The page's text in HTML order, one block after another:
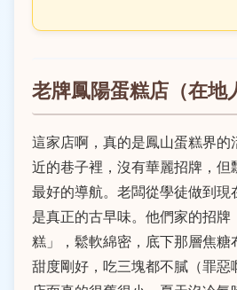
老牌鳳陽蛋糕店（在地
這家店啊，真的是鳳山蛋糕界的
近的巷子裡，沒有華麗招牌，但
最好的導航。老闆從學徒做到現
是真正的古早味。他們家的招牌
糕」，鬆軟綿密，底下那層焦糖
甜度剛好，吃三塊都不膩（罪惡